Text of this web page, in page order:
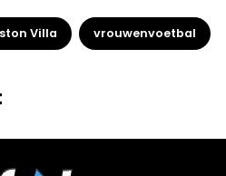
Villa vrouwenvoetbal